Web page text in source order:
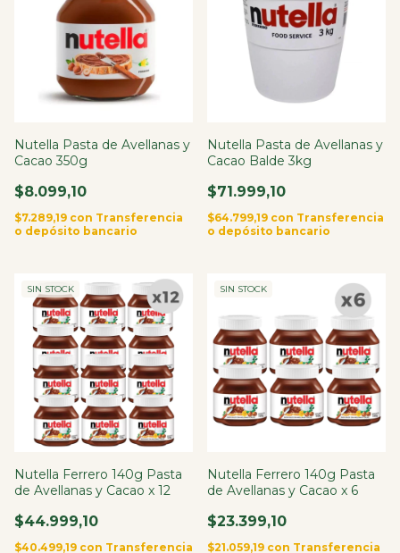
Nutella Pasta de Avellanas y
Cacao 350g
$8.099,10
$7.289,19 con Transferencia
o depósito bancario
Nutella Pasta de Avellanas y
Cacao Balde 3kg
$71.999,10
$64.799,19 con Transferencia
o depósito bancario
SIN STOCK
Nutella Ferrero 140g Pasta
de Avellanas y Cacao x 12
$44.999,10
$40.499,19 con Transferencia
SIN STOCK
Nutella Ferrero 140g Pasta
de Avellanas y Cacao x 6
$23.399,10
$21.059,19 con Transferencia